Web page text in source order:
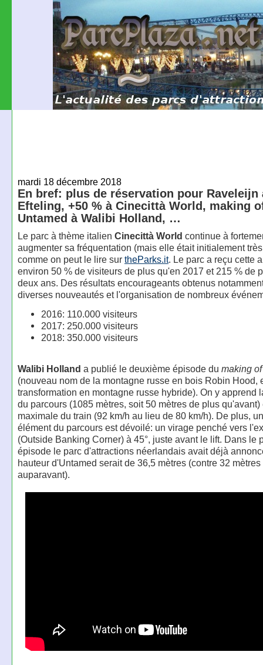
mardi 18 décembre 2018
En bref: plus de réservation pour Raveleijn
Efteling, +50 % à Cinecittà World, making
Untamed à Walibi Holland, …
Le parc à thème italien Cinecittà World continue à
augmenter sa fréquentation (mais elle était initialement
comme on peut le lire sur theParks.it. Le parc a reçu cette
environ 50 % de visiteurs de plus qu'en 2017 et 215 % de
deux ans. Des résultats encourageants obtenus
diverses nouveautés et l'organisation de nombreux
2016: 110.000 visiteurs
2017: 250.000 visiteurs
2018: 350.000 visiteurs
Walibi Holland a publié le deuxième épisode du making of
(nouveau nom de la montagne russe en bois Robin Hood,
transformation en montagne russe hybride). On y apprend
du parcours (1085 mètres, soit 50 mètres de plus qu'avant)
maximale du train (92 km/h au lieu de 80 km/h). De plus,
élément du parcours est dévoilé: un virage penché vers
(Outside Banking Corner) à 45°, juste avant le lift. Dans le
épisode le parc d'attractions néerlandais avait déjà
hauteur d'Untamed serait de 36,5 mètres (contre 32 mètres
auparavant).